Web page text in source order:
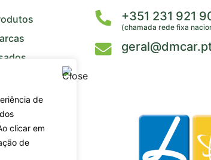
de
clicar em
de
+351 231 921
(chamada rede fixa